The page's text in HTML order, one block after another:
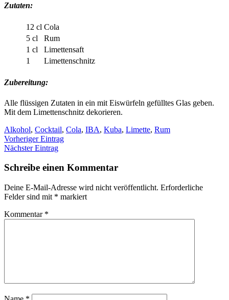
Zutaten:
12 cl Cola
5 cl
Rum
1 cl
Limettensaft
1
Limettenschnitz
Zubereitung:
Alle flüssigen Zutaten in ein mit Eiswürfeln gefülltes Glas geben.
Mit dem Limettenschnitz dekorieren.
Alkohol, Cocktail, Cola, IBA, Kuba, Limette, Rum
Vorheriger Eintrag
Nächster Eintrag
Schreibe einen Kommentar
Deine E-Mail-Adresse wird nicht veröffentlicht. Erforderliche
Felder sind mit * markiert
Kommentar *